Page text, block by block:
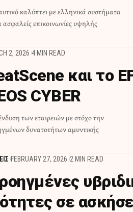
καλύπτει με ελληνικά συστήματα
επικοινωνίες υψηλής
2, 2026 4 MIN READ
και το
CYBER
των εταιρειών με στόχο την
δυνατοτήτων αμυντικής
FEBRUARY 27, 2026 2 MIN READ
σε